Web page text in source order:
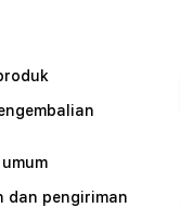
dan pengiriman